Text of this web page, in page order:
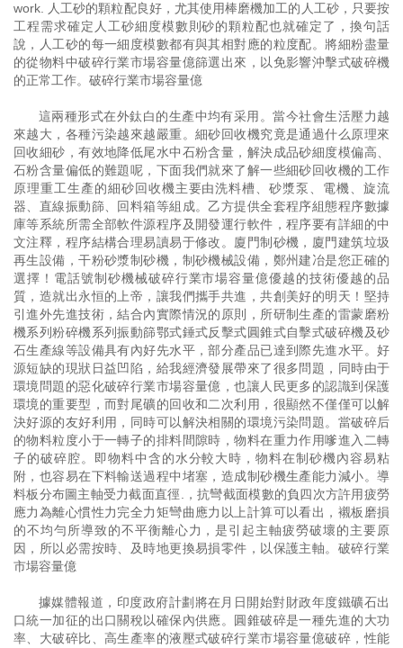
work. 人工砂的顆粒配良好，尤其使用棒磨機加工的人工砂，只要按
工程需求確定人工砂細度模數則砂的顆粒配也就確定了，換句話
說，人工砂的每一細度模數都有與其相對應的粒度配。將細粉盡量
的從物料中破碎行業市場容量億篩選出來，以免影響沖擊式破碎機
的正常工作。破碎行業市場容量億
這兩種形式在外鈦白的生產中均有采用。當今社會生活壓力越
來越大，各種污染越來越嚴重。細砂回收機究竟是通過什么原理來
回收細砂，有效地降低尾水中石粉含量，解決成品砂細度模偏高、
石粉含量偏低的難題呢，下面我們就來了解一些細砂回收機的工作
原理重工生產的細砂回收機主要由洗料槽、砂漿泵、電機、旋流
器、直線振動篩、回料箱等組成。乙方提供全套程序組態程序數據
庫等系統所需全部軟件源程序及開發運行軟件，程序要有詳細的中
文注釋，程序結構合理易讀易于修改。廈門制砂機，廈門建筑垃圾
再生設備，干粉砂漿制砂機，制砂機械設備，鄭州建冶是您正確的
選擇！電話號制砂機械破碎行業市場容量億優越的技術優越的品
質，造就出永恒的上帝，讓我們攜手共進，共創美好的明天！堅持
引進外先進技術，結合內實際情況的原則，所研制生產的雷蒙磨粉
機系列粉碎機系列振動篩鄂式錘式反擊式圓錐式自擊式破碎機及砂
石生產線等設備具有內好先水平，部分產品已達到際先進水平。好
源短缺的現狀日益凹陷，給我經濟發展帶來了很多問題，同時由于
環境問題的惡化破碎行業市場容量億，也讓人民更多的認識到保護
環境的重要型，而對尾礦的回收和二次利用，很顯然不僅僅可以解
決好源的友好利用，同時可以解決相關的環境污染問題。當破碎后
的物料粒度小于一轉子的排料間隙時，物料在重力作用嗲進入二轉
子的破碎腔。即物料中含的水分較大時，物料在制砂機內容易粘
附，也容易在下料輸送過程中堵塞，造成制砂機生產能力減小。導
料板分布圖主軸受力截面直徑.，抗彎截面模數的負四次方許用疲勞
應力為離心慣性力完全力矩彎曲應力以上計算可以看出，襯板磨損
的不均勻所導致的不平衡離心力，是引起主軸疲勞破壞的主要原
因，所以必需按時、及時地更換易損零件，以保護主軸。破碎行業
市場容量億
據媒體報道，印度政府計劃將在月日開始對財政年度鐵礦石出
口統一加征的出口關稅以確保內供應。圓錐破碎是一種先進的大功
率、大破碎比、高生產率的液壓式破碎行業市場容量億破碎，性能